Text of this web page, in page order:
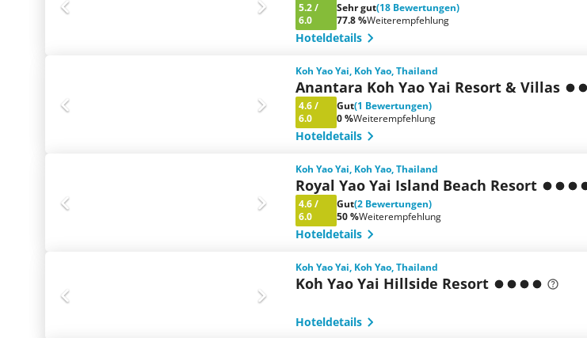
5.2/
6.0
Sehr gut(18 Bewertungen)
77.8 %Weiterempfehlung
Hoteldetails
Koh Yao Yai, Koh Yao, Thailand
Anantara Koh Yao Yai Resort & Villas
4.6/
6.0
Gut(1 Bewertungen)
0 %Weiterempfehlung
Hoteldetails
Koh Yao Yai, Koh Yao, Thailand
Royal Yao Yai Island Beach Resort
4.6/
6.0
Gut(2 Bewertungen)
50 %Weiterempfehlung
Hoteldetails
Koh Yao Yai, Koh Yao, Thailand
Koh Yao Yai Hillside Resort
Hoteldetails